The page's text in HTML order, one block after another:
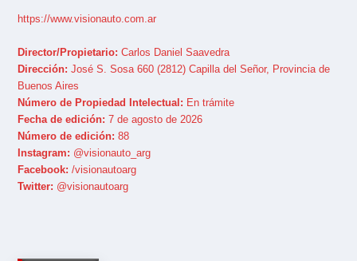
https://www.visionauto.com.ar
Director/Propietario: Carlos Daniel Saavedra
Dirección: José S. Sosa 660 (2812) Capilla del Señor, Provincia de
Buenos Aires
Número de Propiedad Intelectual: En trámite
Fecha de edición: 7 de agosto de 2026
Número de edición: 88
Instagram: @visionauto_arg
Facebook: /visionautoarg
Twitter: @visionautoarg